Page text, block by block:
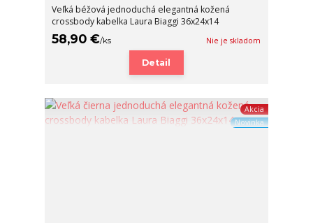
Veľká béžová jednoduchá elegantná kožená
crossbody kabelka Laura Biaggi 36x24x14
58,90 €/ks Nie je skladom
Detail
Akcia
Novinka